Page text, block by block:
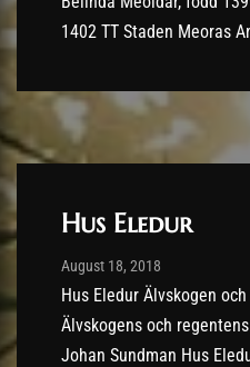
1402 TT Staden Meoras
Hus Eledur
Post has published by
August 18, 2018
Hus Eledur Älvskogen
Älvskogens och
Johan Sundman Hus